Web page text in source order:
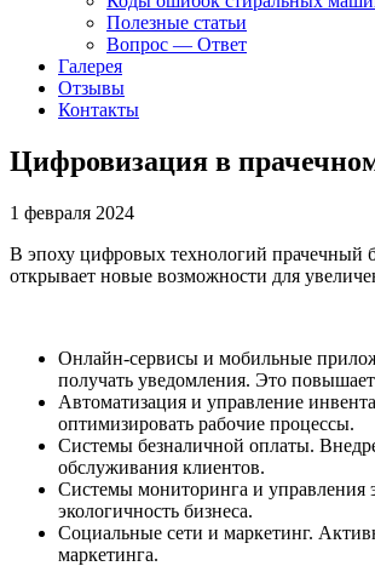
Полезные статьи
Вопрос — Ответ
Галерея
Отзывы
Контакты
Цифровизация в
1 февраля 2024
В эпоху цифровых технологий прачечный
открывает новые возможности для
Онлайн-сервисы и мобильные
получать уведомления. Это
Автоматизация и управление
оптимизировать рабочие процессы.
Системы безналичной оплаты.
обслуживания клиентов.
Системы мониторинга и управления
экологичность бизнеса.
Социальные сети и маркетинг.
маркетинга.